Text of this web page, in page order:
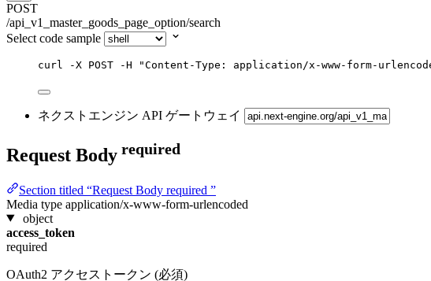
POST
/api_v1_master_goods_page_option/search
Select code sample
curl -X POST -H "Content-Type: application/x-www-form-
ネクストエンジン API ゲートウェイ
Request Body required
Section titled “Request Body required ”
Media type application/x-www-form-urlencoded
object
access_token
required
OAuth2 アクセストークン (必須)